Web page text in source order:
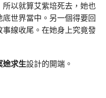
以就算艾紫培死去，她也
世界當中。另一個得要回
線收尾。在她身上究竟發
途求生設計的開端。